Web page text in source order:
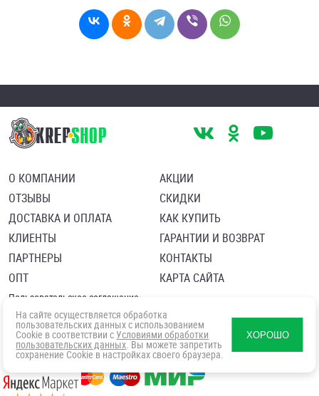
О КОМПАНИИ
ОТЗЫВЫ
ДОСТАВКА И ОПЛАТА
КЛИЕНТЫ
ПАРТНЕРЫ
ОПТ
АКЦИИ
СКИДКИ
КАК КУПИТЬ
ГАРАНТИИ И ВОЗВРАТ
КОНТАКТЫ
КАРТА САЙТА
Пользовательское соглашение
Политика в отношении обработки персональных данных
Согласие посетителя сайта на обработку персональных данны
На сайте осуществляется обработка
пользовательских данных с использованием
Cookie в соответствии с Условиями обработки
пользовательских данных. Вы можете запретить
сохранение Cookie в настройках своего браузера.
ХОРОШО